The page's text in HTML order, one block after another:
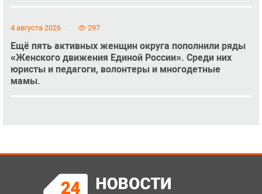
4 августа 2026 297
Ещё пять активных женщин округа пополнили ряды
«Женского движения Единой России». Среди них
юристы и педагоги, волонтеры и многодетные
мамы.